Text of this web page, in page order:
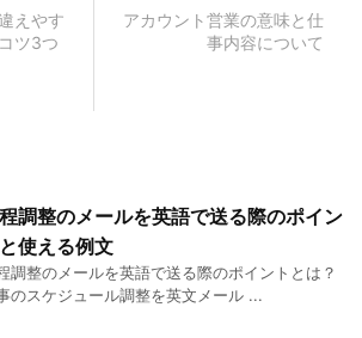
アカウント営業の意味と仕
事内容について
えやす
ツ3つ
調整のメールを英語で送る際のポイン
と使える例文
調整のメールを英語で送る際のポイントとは？
のスケジュール調整を英文メール ...